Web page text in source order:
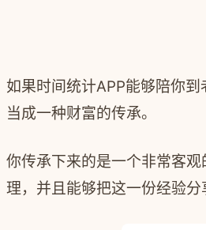
如果时间统计APP能够陪你到
当成一种财富的传承。
你传承下来的是一个非常客
理，并且能够把这一份经验分